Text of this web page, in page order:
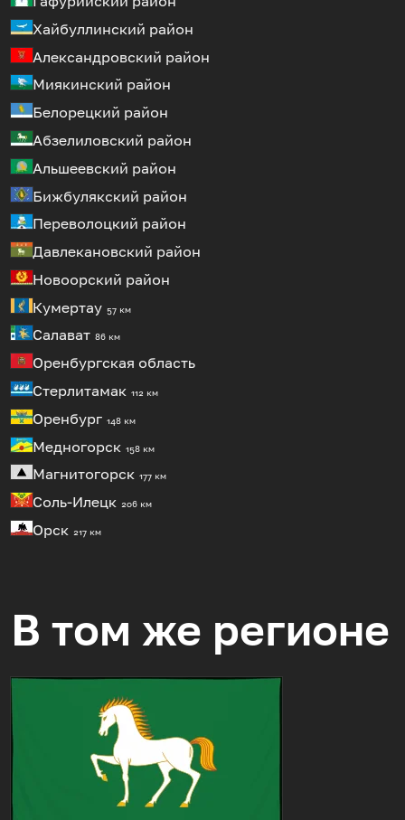
Хайбуллинский район
Александровский район
Миякинский район
Белорецкий район
Абзелиловский район
Альшеевский район
Бижбулякский район
Переволоцкий район
Давлекановский район
Новоорский район
Кумертау 57 км
Салават 86 км
Оренбургская область
Стерлитамак 112 км
Оренбург 148 км
Медногорск 158 км
Магнитогорск 177 км
Соль-Илецк 206 км
Орск 217 км
В том же регионе